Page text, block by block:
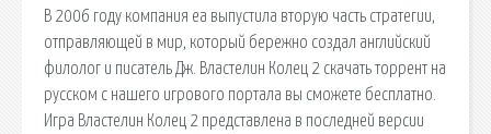
В 2006 году компания ea выпустила вторую часть стратегии,
отправляющей в мир, который бережно создал английский
филолог и писатель Дж. Властелин Колец 2 скачать торрент на
русском с нашего игрового портала вы сможете бесплатно.
Игра Властелин Колец 2 представлена в последней версии